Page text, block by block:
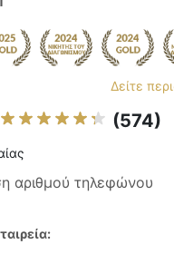
Δείτε
(574)
αριθμού τηλεφώνου